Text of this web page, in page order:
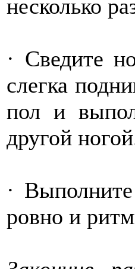
несколько
· Сведите
слегка
пол и
другой
·
ровно и